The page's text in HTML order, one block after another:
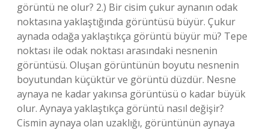
görüntü ne olur? 2.) Bir cisim çukur aynanın odak
noktasına yaklaştığında görüntüsü büyür. Çukur
aynada odağa yaklaştıkça görüntü büyür mü? Tepe
noktası ile odak noktası arasındaki nesnenin
görüntüsü. Oluşan görüntünün boyutu nesnenin
boyutundan küçüktür ve görüntü düzdür. Nesne
aynaya ne kadar yakınsa görüntüsü o kadar büyük
olur. Aynaya yaklaştıkça görüntü nasıl değişir?
Cismin aynaya olan uzaklığı, görüntünün aynaya